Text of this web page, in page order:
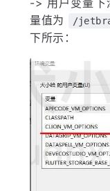
-> 用户变量下
量值为
/
下所示：